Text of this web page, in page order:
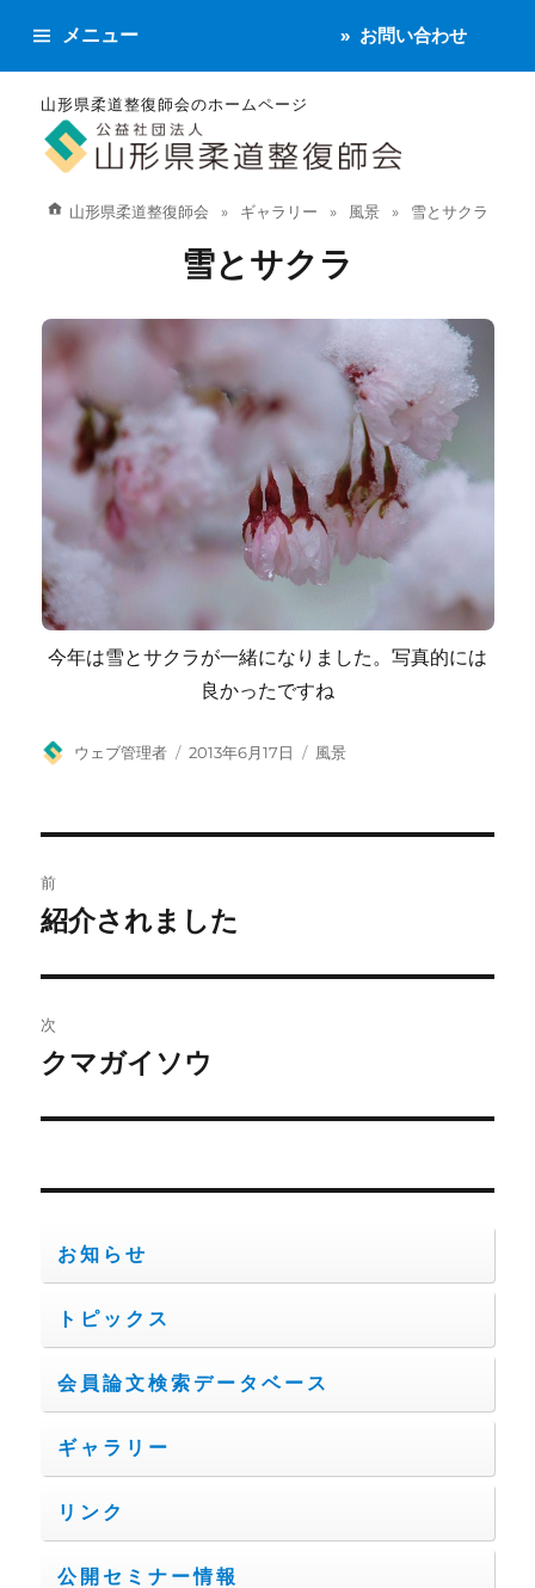
山形県柔道整復師会のホームページ
メニュー お問い合わせ
山形県柔道整復師会 ギャラリー 風景 雪とサクラ
雪とサクラ
今年は雪とサクラが一緒になりました。写真的には
良かったですね
投
ウェブ管理者
投
2013年6月17日
カ
風景
稿
ビ
ゲ
ー
ン
前
前
投
稿:
紹介されました
次
次
投
クマガイソウ
お知らせ
トピックス
会員論文検索データベース
ギャラリー
リンク
公開セミナー情報